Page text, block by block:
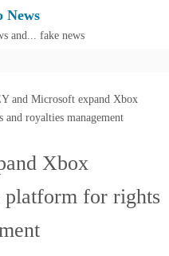
News
and... fake news
and Microsoft expand Xbox
royalties management
Xbox
platform for rights